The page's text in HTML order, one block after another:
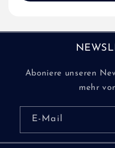
Aboniere unseren
mehr
E-Mail